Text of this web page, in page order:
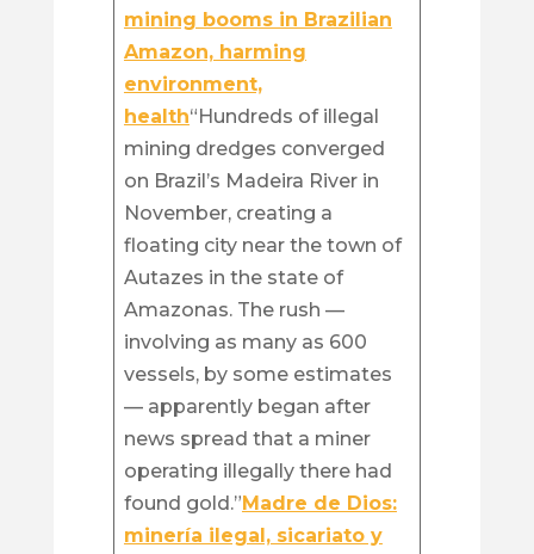
mining booms in Brazilian
Amazon, harming
environment,
health“Hundreds of illegal
mining dredges converged
on Brazil’s Madeira River in
November, creating a
floating city near the town of
Autazes in the state of
Amazonas. The rush —
involving as many as 600
vessels, by some estimates
— apparently began after
news spread that a miner
operating illegally there had
found gold.”Madre de Dios:
minería ilegal, sicariato y